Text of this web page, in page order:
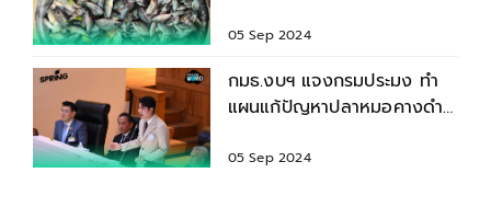
05 Sep 2024
กมธ.งบฯ แจงกรมประมง ทำ
แผนแก้ปัญหาปลาหมอคางดำ
05 Sep 2024